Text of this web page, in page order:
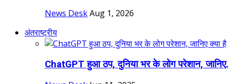
News DeskAug 1, 2026
अंतराष्ट्रीय
ChatGPT हुआ ठप, दुनिया भर के लोग परेशान,